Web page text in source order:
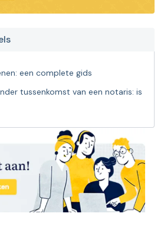
een complete gids
tussenkomst van een notaris: is